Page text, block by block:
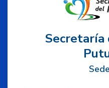
Secretaría